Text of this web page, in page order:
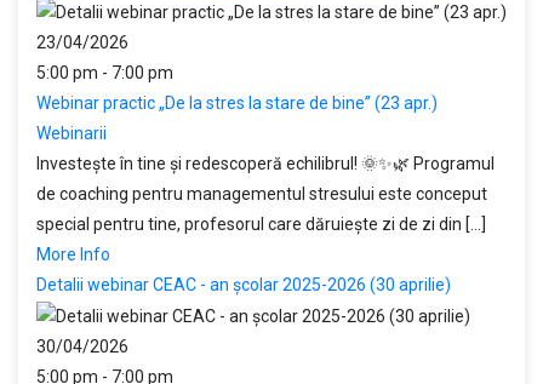
23/04/2026
5:00 pm - 7:00 pm
Webinar practic „De la stres la stare de bine” (23 apr.)
Webinarii
Investește în tine și redescoperă echilibrul! 🌞✨🌿 Programul
de coaching pentru managementul stresului este conceput
special pentru tine, profesorul care dăruiește zi de zi din [...]
More Info
Detalii webinar CEAC - an școlar 2025-2026 (30 aprilie)
30/04/2026
5:00 pm - 7:00 pm